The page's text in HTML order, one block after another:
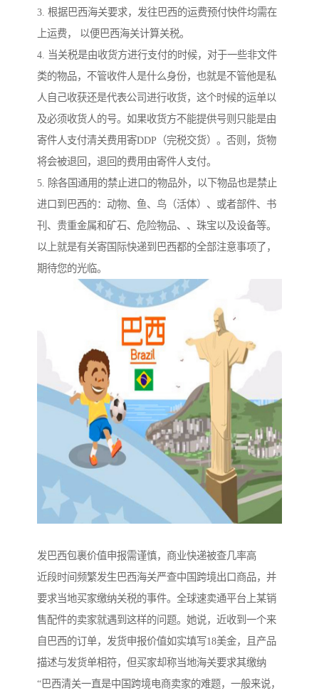
3. 根据巴西海关要求，发往巴西的运费预付快件均需在
上运费， 以便巴西海关计算关税。
4. 当关税是由收货方进行支付的时候，对于一些非文件
类的物品，不管收件人是什么身份，也就是不管他是私
人自己收获还是代表公司进行收货，这个时候的运单以
及必须收货人的号。如果收货方不能提供号则只能是由
寄件人支付清关费用寄DDP（完税交货）。否则，货物
将会被退回，退回的费用由寄件人支付。
5. 除各国通用的禁止进口的物品外，以下物品也是禁止
进口到巴西的：动物、鱼、鸟（活体）、或者部件、书
刊、贵重金属和矿石、危险物品、、珠宝以及设备等。
以上就是有关寄国际快递到巴西都的全部注意事项了，
期待您的光临。
发巴西包裹价值申报需谨慎，商业快递被查几率高
近段时间频繁发生巴西海关严查中国跨境出口商品，并
要求当地买家缴纳关税的事件。全球速卖通平台上某销
售配件的卖家就遇到这样的问题。她说，近收到一个来
自巴西的订单，发货申报价值如实填写18美金，且产品
描述与发货单相符，但买家却称当地海关要求其缴纳
“巴西清关一直是中国跨境电商卖家的难题，一般来说，